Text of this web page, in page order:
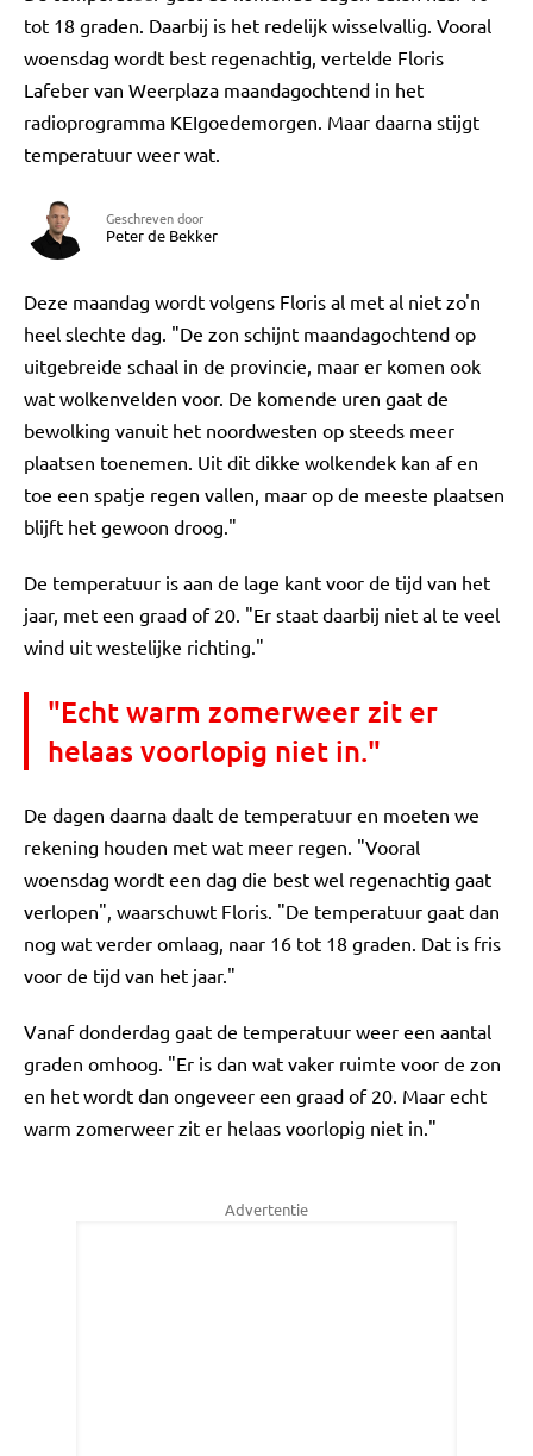
tot 18 graden. Daarbij is het redelijk wisselvallig. Vooral
woensdag wordt best regenachtig, vertelde Floris
Lafeber van Weerplaza maandagochtend in het
radioprogramma KEIgoedemorgen. Maar daarna stijgt
temperatuur weer wat.
Geschreven door
Peter de Bekker
Deze maandag wordt volgens Floris al met al niet zo'n
heel slechte dag. "De zon schijnt maandagochtend op
uitgebreide schaal in de provincie, maar er komen ook
wat wolkenvelden voor. De komende uren gaat de
bewolking vanuit het noordwesten op steeds meer
plaatsen toenemen. Uit dit dikke wolkendek kan af en
toe een spatje regen vallen, maar op de meeste plaatsen
blijft het gewoon droog."
De temperatuur is aan de lage kant voor de tijd van het
jaar, met een graad of 20. "Er staat daarbij niet al te veel
wind uit westelijke richting."
"Echt warm zomerweer zit er
helaas voorlopig niet in."
De dagen daarna daalt de temperatuur en moeten we
rekening houden met wat meer regen. "Vooral
woensdag wordt een dag die best wel regenachtig gaat
verlopen", waarschuwt Floris. "De temperatuur gaat dan
nog wat verder omlaag, naar 16 tot 18 graden. Dat is fris
voor de tijd van het jaar."
Vanaf donderdag gaat de temperatuur weer een aantal
graden omhoog. "Er is dan wat vaker ruimte voor de zon
en het wordt dan ongeveer een graad of 20. Maar echt
warm zomerweer zit er helaas voorlopig niet in."
Advertentie